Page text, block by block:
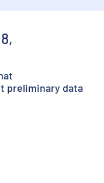
preliminary data